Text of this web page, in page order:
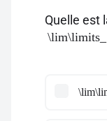
Quelle est